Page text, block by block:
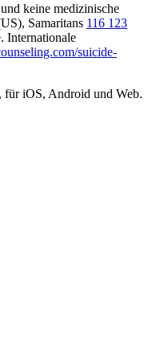
keine medizinische
Samaritans 116 123
Internationale
suicide-
iOS, Android und Web.